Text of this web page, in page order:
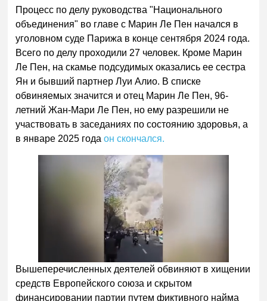
Процесс по делу руководства "Национального
объединения" во главе с Марин Ле Пен начался в
уголовном суде Парижа в конце сентября 2024 года.
Всего по делу проходили 27 человек. Кроме Марин
Ле Пен, на скамье подсудимых оказались ее сестра
Ян и бывший партнер Луи Алио. В списке
обвиняемых значится и отец Марин Ле Пен, 96-
летний Жан-Мари Ле Пен, но ему разрешили не
участвовать в заседаниях по состоянию здоровья, а
в январе 2025 годаон скончался.
Вышеперечисленных деятелей обвиняют в хищении
средств Европейского союза и скрытом
финансировании партии путем фиктивного найма